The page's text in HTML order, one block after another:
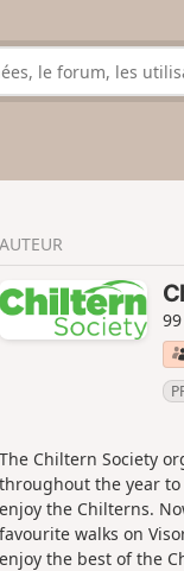
AUTEUR
The Chiltern Society
throughout the year
enjoy the Chilterns.
favourite walks on
enjoy the best of the